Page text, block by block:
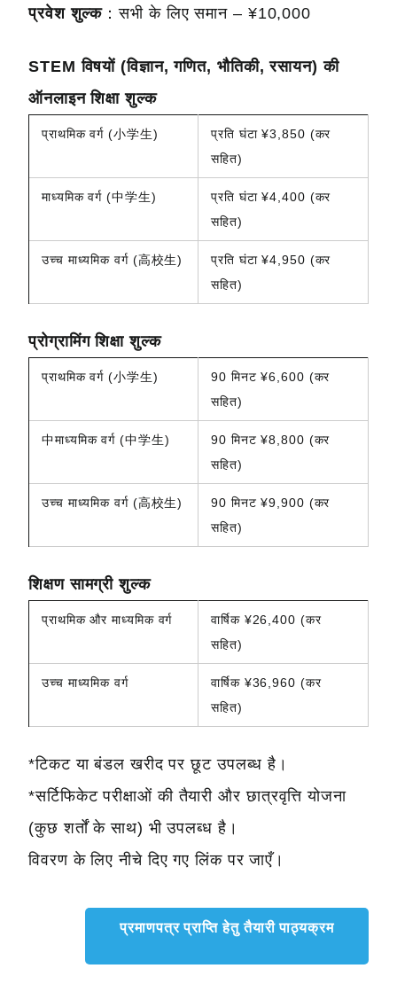
प्रवेश शुल्क：सभी के लिए समान – ¥10,000
STEM विषयों (विज्ञान, गणित, भौतिकी, रसायन) की
ऑनलाइन शिक्षा शुल्क
प्राथमिक वर्ग (小学生)
प्रति घंटा ¥3,850 (कर
सहित)
माध्यमिक वर्ग (中学生)
प्रति घंटा ¥4,400 (कर
सहित)
उच्च माध्यमिक वर्ग (高校生)
प्रति घंटा ¥4,950 (कर
सहित)
प्रोग्रामिंग शिक्षा शुल्क
प्राथमिक वर्ग (小学生)
90 मिनट ¥6,600 (कर
सहित)
中माध्यमिक वर्ग (中学生)
90 मिनट ¥8,800 (कर
सहित)
उच्च माध्यमिक वर्ग (高校生)
90 मिनट ¥9,900 (कर
सहित)
शिक्षण सामग्री शुल्क
प्राथमिक और माध्यमिक वर्ग
वार्षिक ¥26,400 (कर
सहित)
उच्च माध्यमिक वर्ग
वार्षिक ¥36,960 (कर
सहित)
*टिकट या बंडल खरीद पर छूट उपलब्ध है।
*सर्टिफिकेट परीक्षाओं की तैयारी और छात्रवृत्ति योजना
(कुछ शर्तों के साथ) भी उपलब्ध है।
विवरण के लिए नीचे दिए गए लिंक पर जाएँ।
प्रमाणपत्र प्राप्ति हेतु तैयारी पाठ्यक्रम